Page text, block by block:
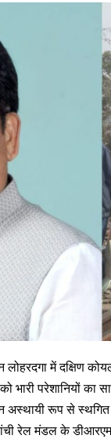
लोहरदगा में
परेशानियों का
अस्थायी रूप से
रेल मंडल के डीआरएम